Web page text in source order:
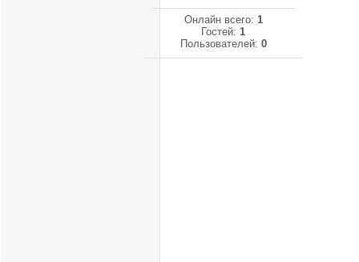
Онлайн всего: 1
Гостей:1
Пользователей: 0